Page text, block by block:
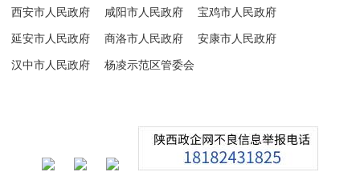
西安市人民政府 咸阳市人民政府 宝鸡市人民政府
延安市人民政府 商洛市人民政府 安康市人民政府
汉中市人民政府 杨凌示范区管委会